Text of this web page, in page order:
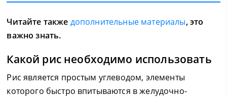
Читайте также дополнительные материалы, это
важно знать.
Какой рис необходимо использовать
Рис является простым углеводом, элементы
которого быстро впитываются в желудочно-